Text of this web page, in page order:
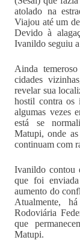
atolado na
Viajou até um
Devido à
Ivanildo seguiu
Ainda
cidades
revelar sua
hostil contra os
algumas vezes
está se
Matupi, onde as
continuam com
Ivanildo contou
que foi
aumento do
Atualmente,
Rodoviária
que
Matupi.